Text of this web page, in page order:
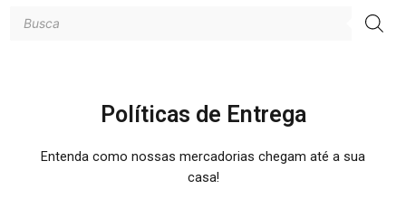
Políticas de Entrega
Entenda como nossas mercadorias chegam até a sua
casa!